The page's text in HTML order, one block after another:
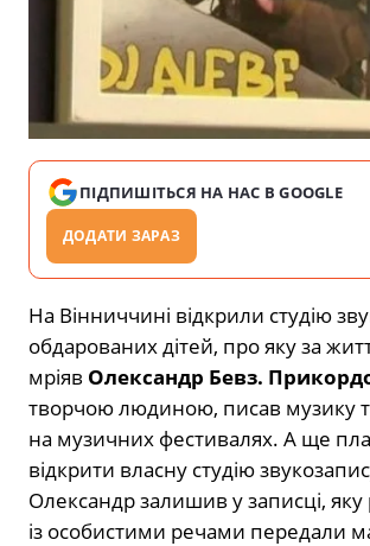
ПІДПИШІТЬСЯ НА НАС В GOOGLE
ДОДАТИ ЗАРАЗ
На Вінниччині відкрили студію
обдарованих дітей, про яку за
мріяв Олександр Бевз.
творчою людиною, писав музику
на музичних фестивалях. А ще
відкрити власну студію
Олександр залишив у записці, яку
із особистими речами передали